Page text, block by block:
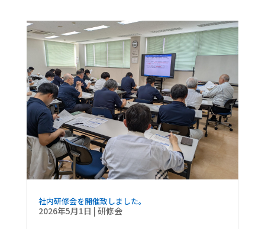
社内研修会を開催致しました。
2026年5月1日 | 研修会